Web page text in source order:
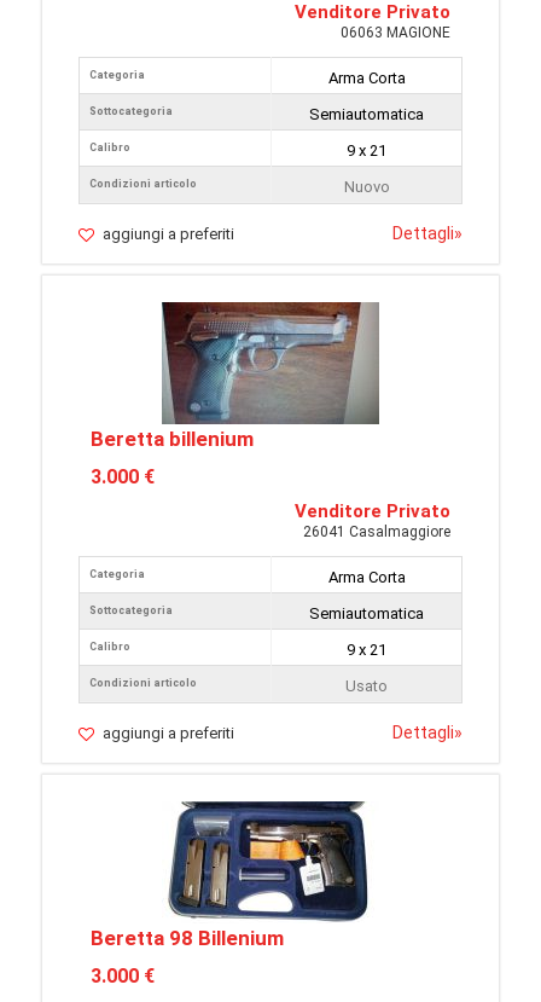
Venditore Privato
06063 MAGIONE
Categoria
Sottocategoria
Calibro
Condizioni articolo
Arma Corta
Semiautomatica
9 x 21
Nuovo
aggiungi a preferiti Dettagli»
Beretta billenium
3.000 €
Venditore Privato
26041 Casalmaggiore
Categoria
Sottocategoria
Calibro
Condizioni articolo
Arma Corta
Semiautomatica
9 x 21
Usato
aggiungi a preferiti Dettagli»
Beretta 98 Billenium
3.000 €